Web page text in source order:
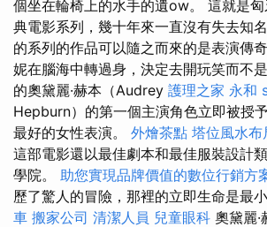
個坐在輪椅上的水手的遺ow。 這就是
典電影系列，幾十年來一直沒有失去知
的系列的作品可以隨之而來的是表演傳
妮在腦海中轉過身，決定去開玩笑而不
的奧黛麗·赫本（Audrey 護理之家 永和
Hepburn）的第一個主演角色立即被授
最好的女性表演。 外燴茶點 塔位風水布
這部電影還以最佳劇本和最佳服裝設計
學院。 助您實現品牌價值的數位行銷方
歷了驚人的冒險，那裡的立即生命是最
車 搬家公司 清潔人員 兒童眼科 奧黛麗